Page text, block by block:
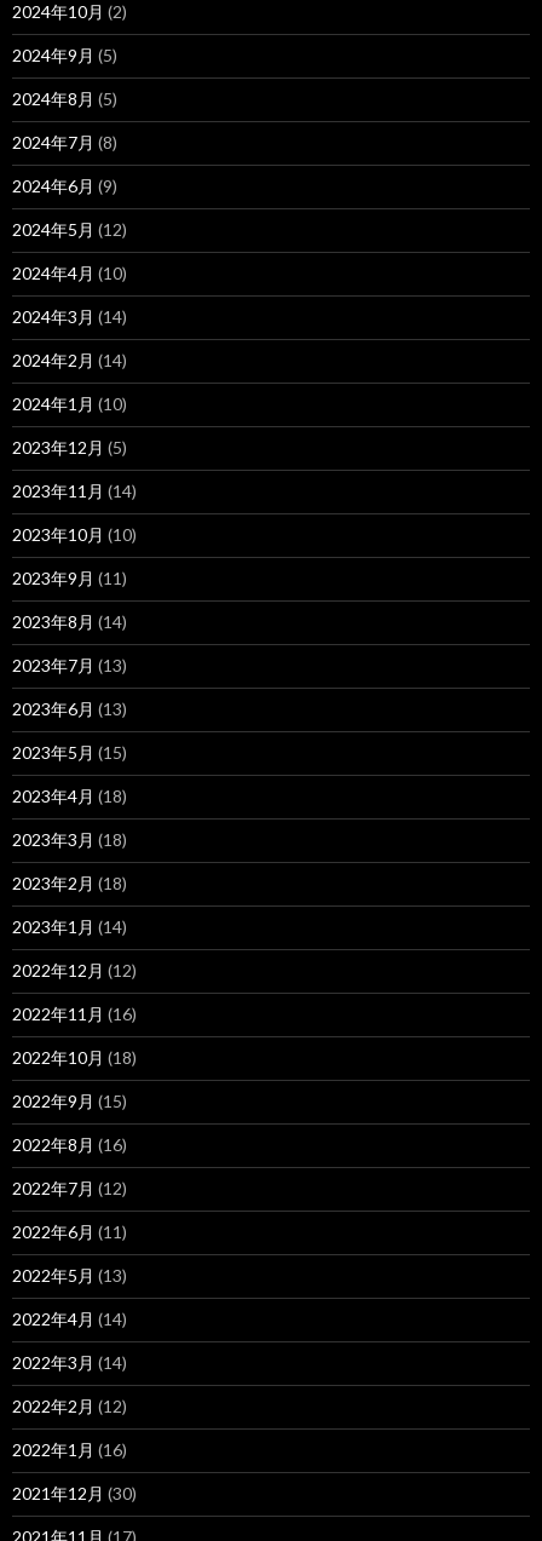
2024年10月 (2)
2024年9月 (5)
2024年8月 (5)
2024年7月 (8)
2024年6月 (9)
2024年5月 (12)
2024年4月 (10)
2024年3月 (14)
2024年2月 (14)
2024年1月 (10)
2023年12月 (5)
2023年11月 (14)
2023年10月 (10)
2023年9月 (11)
2023年8月 (14)
2023年7月 (13)
2023年6月 (13)
2023年5月 (15)
2023年4月 (18)
2023年3月 (18)
2023年2月 (18)
2023年1月 (14)
2022年12月 (12)
2022年11月 (16)
2022年10月 (18)
2022年9月 (15)
2022年8月 (16)
2022年7月 (12)
2022年6月 (11)
2022年5月 (13)
2022年4月 (14)
2022年3月 (14)
2022年2月 (12)
2022年1月 (16)
2021年12月 (30)
2021年11月 (17)